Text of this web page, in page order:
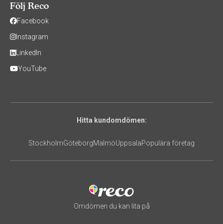
Följ Reco
Facebook
Instagram
LinkedIn
YouTube
Hitta kundomdömen:
StockholmGöteborgMalmöUppsalaPopulära företag
Omdömen du kan lita på